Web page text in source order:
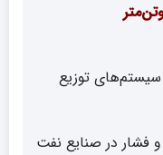
نوجیکس 200 نیوتن‌متر
سیستم‌های توزیع
فشار در صنایع نفت